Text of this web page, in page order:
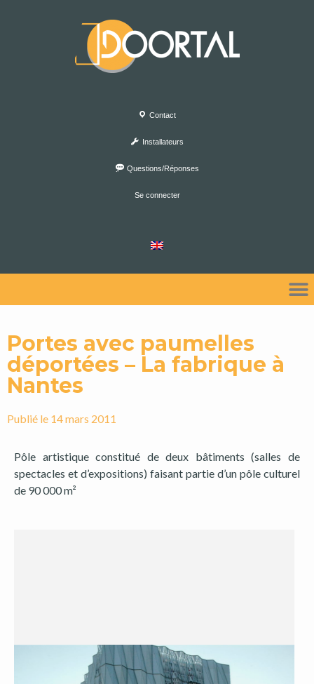
Contact
Installateurs
Questions/Réponses
Se connecter
Portes avec paumelles
déportées – La fabrique à
Nantes
Publié le 14 mars 2011
Pôle artistique constitué de deux bâtiments (salles de
spectacles et d’expositions) faisant partie d’un pôle culturel
de 90 000 m²